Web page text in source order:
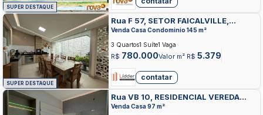
SUPER DESTAQUE
SUPER DESTAQUE
Rua F 57, SETOR FAICALVILLE,
GOIANIA
Venda Casa Condominio 145 m²
R$ 780.000Valor m² R$ 5.379
3 Quartos1 Suíte1 Vaga
contatar
Rua VB 10, RESIDENCIAL VEREDA
DOS BURITIS, GOIANIA
Venda Casa 97 m²